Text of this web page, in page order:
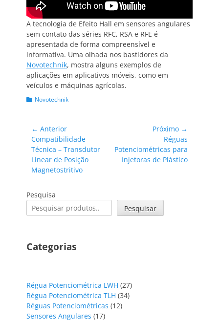
A tecnologia de Efeito Hall em sensores angulares
sem contato das séries RFC, RSA e RFE é
apresentada de forma compreensível e
informativa. Uma olhada nos bastidores da
Novotechnik, mostra alguns exemplos de
aplicações em aplicativos móveis, como em
veículos e máquinas agrícolas.
Categorias:
Novotechnik
Navegação
de
Post
← Anterior
Post
anterior:
Compatibilidade
Técnica – Transdutor
Linear de Posição
Magnetostritivo
Próximo →
post:
Réguas
Potenciométricas para
Injetoras de Plástico
Pesquisa
Pesquisar
Categorias
Régua Potenciométrica LWH 2727
Régua Potenciométrica TLH 3434
Réguas Potenciométricas 1212
Sensores Angulares 1717